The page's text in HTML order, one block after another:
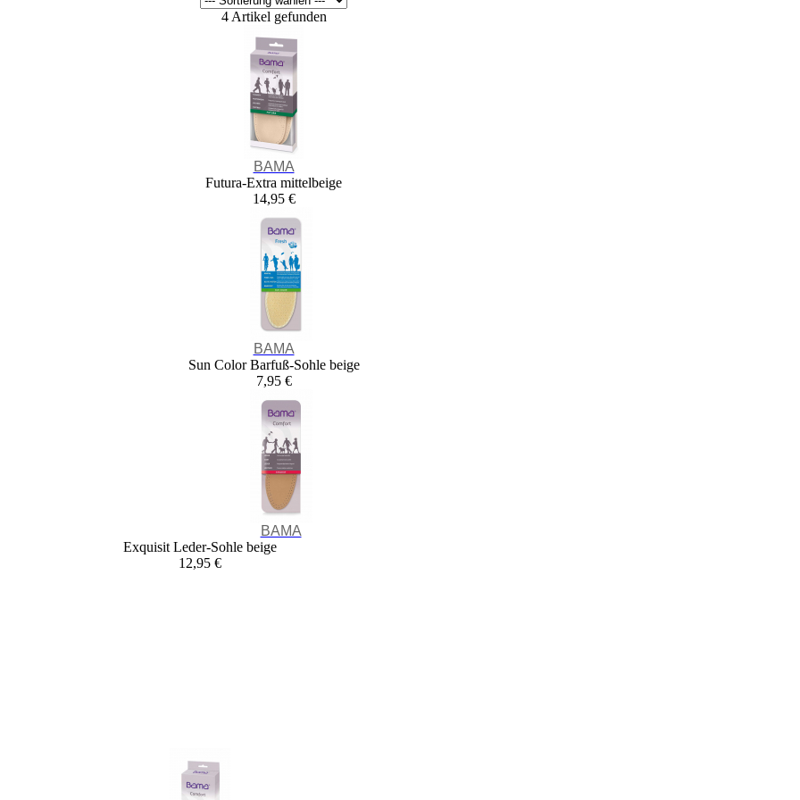
4 Artikel gefunden
BAMA
Futura-Extra mittelbeige
14,95 €
BAMA
Sun Color Barfuß-Sohle beige
7,95 €
BAMA
Exquisit Leder-Sohle beige
12,95 €